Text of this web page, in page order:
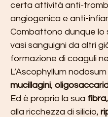
certa attività anti-
angiogenica e anti-
Combattono dunque lo
vasi sanguigni da altri
formazione di coaguli
L’Ascophyllum
mucillagini,
Ed è proprio la sua
alla ricchezza di silicio,